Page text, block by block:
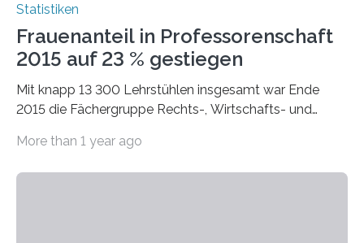
Statistiken
Frauenanteil in Professorenschaft
2015 auf 23 % gestiegen
Mit knapp 13 300 Lehrstühlen insgesamt war Ende
2015 die Fächergruppe Rechts-, Wirtschafts- und
bei…
More than 1 year ago